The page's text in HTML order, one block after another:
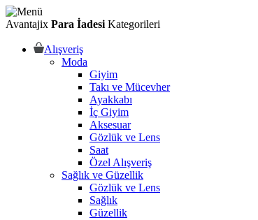
Avantajix Para İadesi Kategorileri
Alışveriş
Moda
Giyim
Takı ve Mücevher
Ayakkabı
İç Giyim
Aksesuar
Gözlük ve Lens
Saat
Özel Alışveriş
Sağlık ve Güzellik
Gözlük ve Lens
Sağlık
Güzellik